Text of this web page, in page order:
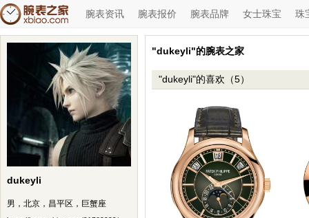
腕表资讯 腕表报价 腕表品牌 女士珠宝 珠
dukeyli
男，北京，昌平区，巨蟹座
"dukeyli"的腕表之家
"dukeyli"的喜欢（5）